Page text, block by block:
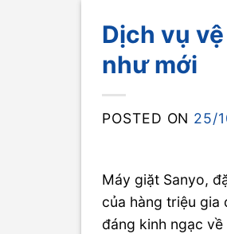
Dịch vụ
như mới
POSTED ON 25/
Máy giặt Sanyo,
của hàng triệu gia
đáng kinh ngạc